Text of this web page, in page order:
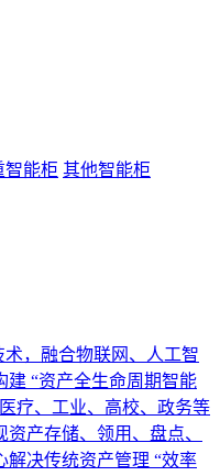
智能柜 其他智能柜
，融合物联网、人工智
建 “资产全生命周期智能
疗、工业、高校、政务等
产存储、领用、盘点、
解决传统资产管理 “效率